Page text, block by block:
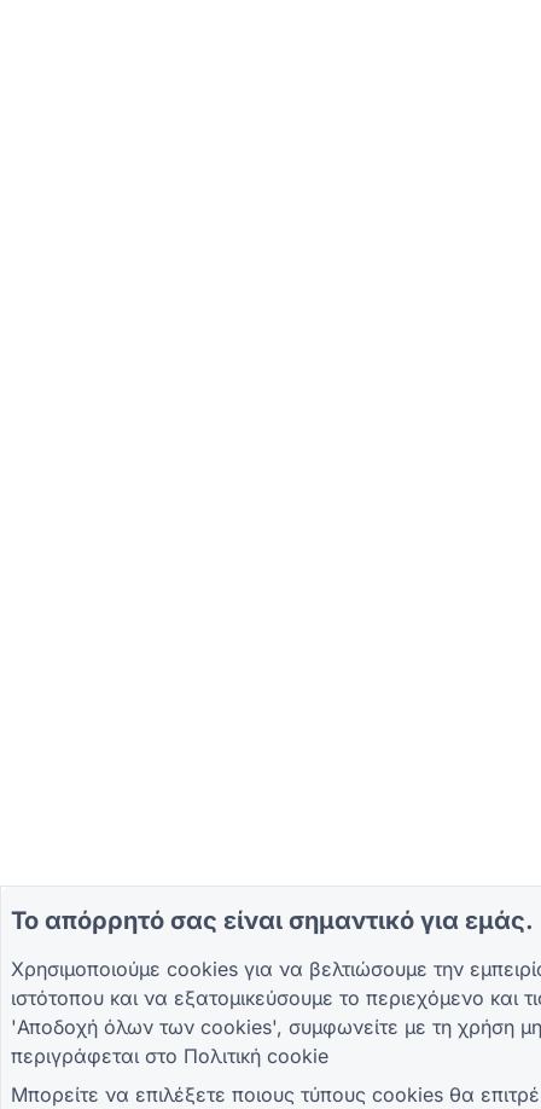
Το απόρρητό σας είναι σημαντικό για εμάς.
Χρησιμοποιούμε cookies για να βελτιώσουμε την
ιστότοπου και να εξατομικεύσουμε το περιεχόμενο και
'Αποδοχή όλων των cookies', συμφωνείτε με τη χρήση
περιγράφεται στο Πολιτική cookie
Μπορείτε να επιλέξετε ποιους τύπους cookies θα